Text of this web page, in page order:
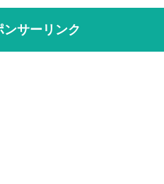
ンサーリンク